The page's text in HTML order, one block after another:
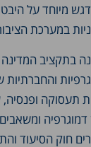
מיוחד על
במערכת
בתקציב
והחברתיות
תעסוקה ופנסיה,
ומשאבים
חוק הסיעוד